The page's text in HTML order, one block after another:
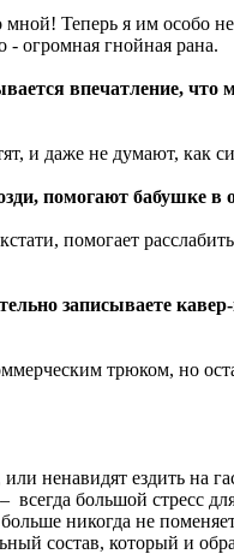
мной! Теперь я им особо
- огромная гнойная рана.
впечатление, что
и даже не думают, как
помогают бабушке в
помогает
записываете
трюком, но
ненавидят ездить на
большой стресс
никогда не
состав, который и